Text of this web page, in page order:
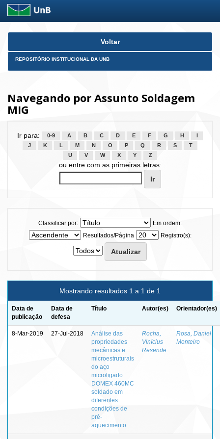
Skip
Voltar
REPOSITÓRIO INSTITUCIONAL DA UNB
Navegando por Assunto Soldagem
MIG
Ir para: 0-9 A B C D E F G H
J
K L M N O P Q R S
T
U
V W X Y Z
ou entre com as primeiras letras:
Classificar por:
Em ordem:
Resultados/Página
Registro(s):
Mostrando resultados 1 a 1 de 1
Data de
publicação
Data de
defesa
Título Autor(es) Orientador(es)
8-Mar-2019 27-Jul-2018
Análise das
propriedades
mecânicas e
microestruturais
do aço
microligado
DOMEX 460MC
soldado em
diferentes
condições de
pré-
aquecimento
Rocha,
Vinícius
Resende
Rosa, Daniel
Monteiro